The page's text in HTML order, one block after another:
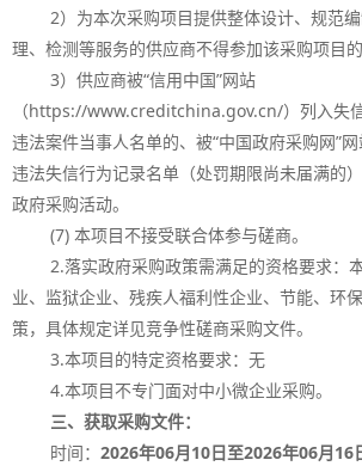
2）为本次采购项目提供整体设计、规范
理、检测等服务的供应商不得参加该采购项目的
3）供应商被“信用中国”网站
（https://www.creditchina.gov.cn/）列入失
违法案件当事人名单的、被“中国政府采购网”
违法失信行为记录名单（处罚期限尚未届满的
政府采购活动。
(7) 本项目不接受联合体参与磋商。
2.落实政府采购政策需满足的资格要求：
业、监狱企业、残疾人福利性企业、节能、环
策，具体规定详见竞争性磋商采购文件。
3.本项目的特定资格要求：无
4.本项目不专门面对中小微企业采购。
三、获取采购文件：
时间： 2026年06月10日至2026年06月16